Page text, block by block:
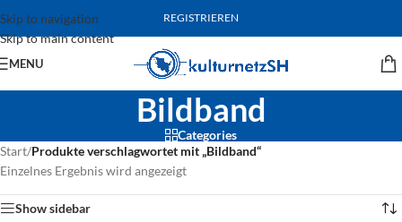
Skip to navigation
Skip to main content
REGISTRIEREN
MENU
Bildband
Categories
Start/Produkte verschlagwortet mit „Bildband“
Einzelnes Ergebnis wird angezeigt
Show sidebar